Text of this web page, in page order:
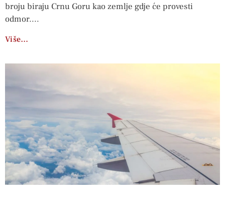
broju biraju Crnu Goru kao zemlje gdje će provesti
odmor.
Više…